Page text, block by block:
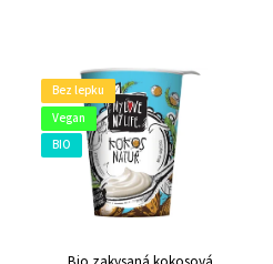
Bez lepku
Vegan
BIO